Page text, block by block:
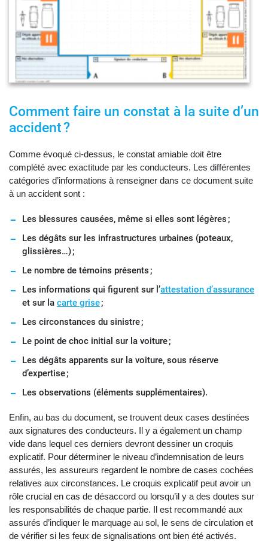
Comment faire un constat à la suite d’un
accident ?
Comme évoqué ci-dessus, le constat amiable doit être
complété avec exactitude par les conducteurs. Les différentes
catégories d’informations à renseigner dans ce document suite
à un accident sont :
Les blessures causées, même si elles sont légères ;
Les dégâts sur les infrastructures urbaines (poteaux,
glissières…) ;
Le nombre de témoins présents ;
Les informations qui figurent sur l’attestation d’assurance
et sur la carte grise;
Les circonstances du sinistre ;
Le point de choc initial sur la voiture ;
Les dégâts apparents sur la voiture, sous réserve
d’expertise ;
Les observations (éléments supplémentaires).
Enfin, au bas du document, se trouvent deux cases destinées
aux signatures des conducteurs. Il y a également un champ
vide dans lequel ces derniers devront dessiner un croquis
explicatif. Pour déterminer le niveau d’indemnisation de leurs
assurés, les assureurs regardent le nombre de cases cochées
relatives aux circonstances. Le croquis explicatif peut avoir un
rôle crucial en cas de désaccord ou lorsqu’il y a des doutes sur
les responsabilités de chaque partie. Il est recommandé aux
assurés d’indiquer le marquage au sol, le sens de circulation et
de vérifier si les feux de signalisations ont bien été activés.